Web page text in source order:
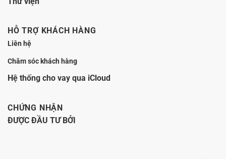
HỖ TRỢ KHÁCH HÀNG
Liên hệ
Chăm sóc khách hàng
Hệ thống cho vay qua iCloud
CHỨNG NHẬN
ĐƯỢC ĐẦU TƯ BỞI